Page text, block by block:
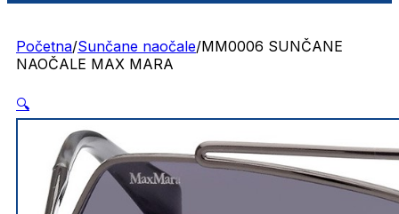
Početna/Sunčane naočale/MM0006 SUNČANE
NAOČALE MAX MARA
🔍